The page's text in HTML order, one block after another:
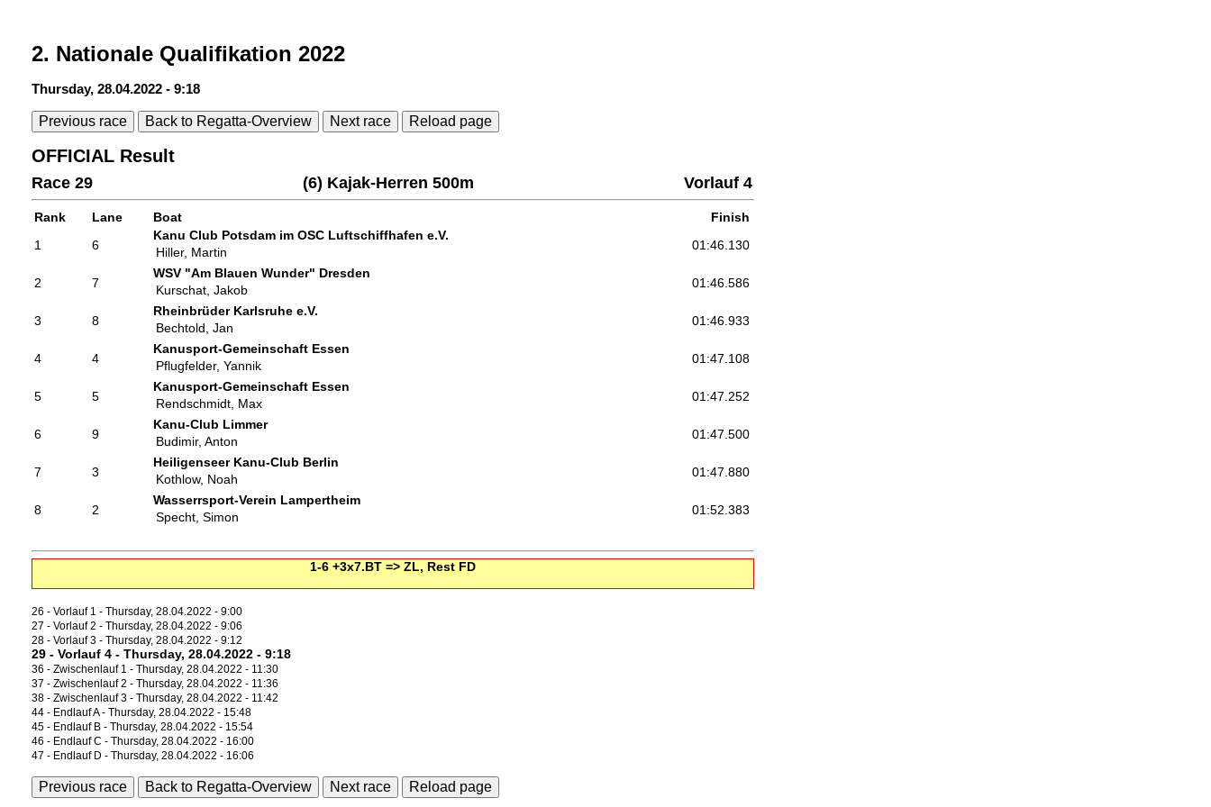
2. Nationale Qualifikation 2022
Thursday, 28.04.2022 - 9:18
Previous race Back to Regatta-Overview Next race Reload page
OFFICIAL Result
Race 29 (6) Kajak-Herren 500m Vorlauf 4
Rank Lane Boat
Finish
1
6
Kanu Club Potsdam im OSC Luftschiffhafen e.V.
Hiller, Martin
01:46.130
2 7
WSV "Am Blauen Wunder" Dresden
Kurschat, Jakob
01:46.586
3 8
Rheinbrüder Karlsruhe e.V.
Bechtold, Jan
01:46.933
4 4
Kanusport-Gemeinschaft Essen
Pflugfelder, Yannik
01:47.108
5 5
Kanusport-Gemeinschaft Essen
Rendschmidt, Max
01:47.252
6 9
Kanu-Club Limmer
Budimir, Anton
01:47.500
7 3
Heiligenseer Kanu-Club Berlin
Kothlow, Noah
01:47.880
8 2
Wasserrsport-Verein Lampertheim
Specht, Simon
01:52.383
1-6 +3x7.BT => ZL, Rest FD
26 - Vorlauf 1 - Thursday, 28.04.2022 - 9:00
27 - Vorlauf 2 - Thursday, 28.04.2022 - 9:06
28 - Vorlauf 3 - Thursday, 28.04.2022 - 9:12
29 - Vorlauf 4 - Thursday, 28.04.2022 - 9:18
36 - Zwischenlauf 1 - Thursday, 28.04.2022 - 11:30
37 - Zwischenlauf 2 - Thursday, 28.04.2022 - 11:36
38 - Zwischenlauf 3 - Thursday, 28.04.2022 - 11:42
44 - Endlauf A - Thursday, 28.04.2022 - 15:48
45 - Endlauf B - Thursday, 28.04.2022 - 15:54
46 - Endlauf C - Thursday, 28.04.2022 - 16:00
47 - Endlauf D - Thursday, 28.04.2022 - 16:06
Previous race Back to Regatta-Overview Next race Reload page